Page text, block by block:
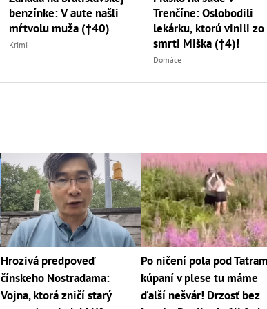
benzínke: V aute našli
mŕtvolu muža (†40)
Krimi
Trenčíne: Oslobodili
lekárku, ktorú vinili zo
smrti Miška (†4)!
Domáce
Hrozivá predpoveď
čínskeho Nostradama:
Vojna, ktorá zničí starý
Po ničení pola pod
kúpaní v plese tu máme
ďalší nešvár! Drzosť bez